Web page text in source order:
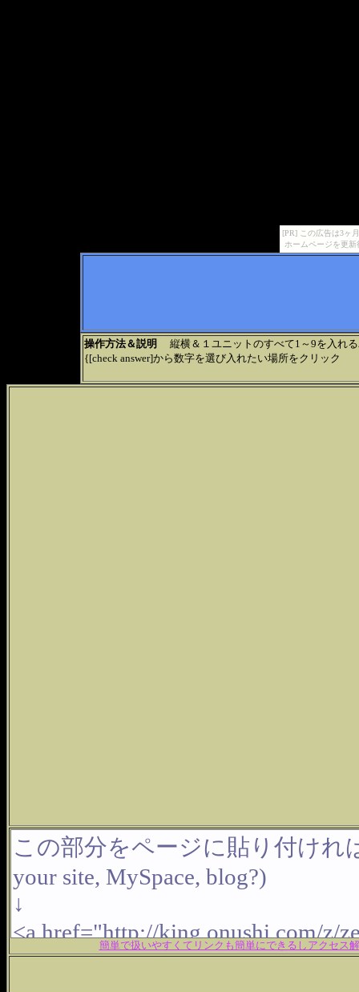
[PR] この広告は3ヶ
ホームページを更
操作方法＆説明
縦横＆１ユニットのすべて1～9を入れ
{[check answer]から数字を選び入れたい場所をクリック
簡単で扱いやすくてリンクも簡単にできるしアクセス